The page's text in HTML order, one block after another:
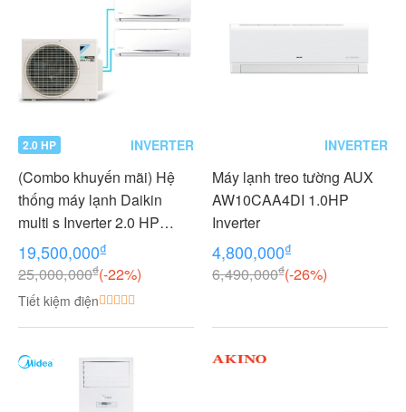
2.0 HP INVERTER
(Combo khuyến mãi) Hệ
thống máy lạnh Daikin
multi s Inverter 2.0 HP
(2HP Ngựa) - 1 dàn nóng 2
dàn lạnh (1.0 + 1.0 HP (1
Ngựa) MKC50RVMV-
CTKC25RVMV+CTKC25R
19,500,000₫
25,000,000₫(-22%)
Tiết kiệm điện
INVERTER
Máy lạnh treo tường AUX
AW10CAA4DI 1.0HP
Inverter
4,800,000₫
6,490,000₫(-26%)